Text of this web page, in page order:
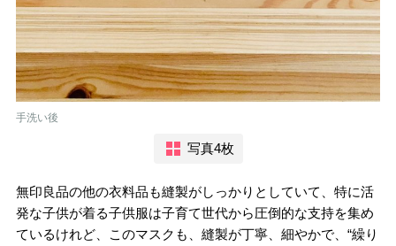
手洗い後
写真4枚
無印良品の他の衣料品も縫製がしっかりとしていて、特に活
発な子供が着る子供服は子育て世代から圧倒的な支持を集め
ているけれど、このマスクも、縫製が丁寧、細やかで、“繰り